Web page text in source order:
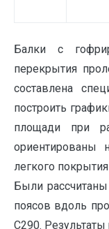
Балки с
перекрытия
составлена
построить
площади при
ориентированы
легкого
Были
поясов вдоль
С290.